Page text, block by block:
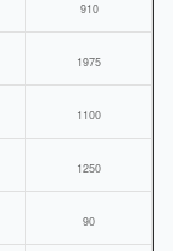
910
1975
1100
1250
90